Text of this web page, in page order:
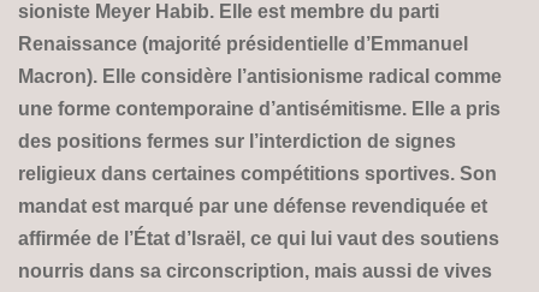
sioniste Meyer Habib. Elle est membre du parti
Renaissance (majorité présidentielle d’Emmanuel
Macron). Elle considère l’antisionisme radical comme
une forme contemporaine d’antisémitisme. Elle a pris
des positions fermes sur l’interdiction de signes
religieux dans certaines compétitions sportives. Son
mandat est marqué par une défense revendiquée et
affirmée de l’État d’Israël, ce qui lui vaut des soutiens
nourris dans sa circonscription, mais aussi de vives